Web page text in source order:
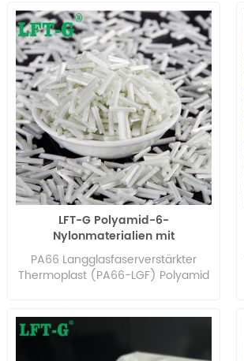
LFT-G Polyamid-6-
Nylonmaterialien mit
Glasfaserfüllung 20%-60%
PA66 Langglasfaserverstärkter
Thermoplast (PA66-LGF) Polyamid
Thermoplaste. Es bietet
hervorragende mechanische
Festigkeit, Verschleißfestigkeit,